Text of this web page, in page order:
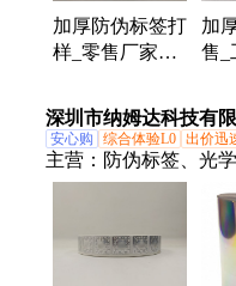
加厚防伪标签打
样_零售厂家提
格1040
加
售_
格
深圳市纳姆达科技有
安心购 综合体验L0 出价迅
主营： 防伪标签、光
息烫印膜、特定印刷品